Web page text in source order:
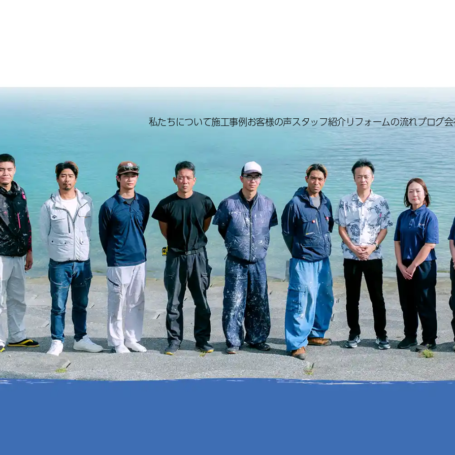
私たちについて施工事例お客様の声スタッフ紹介リフォームの流れブログ